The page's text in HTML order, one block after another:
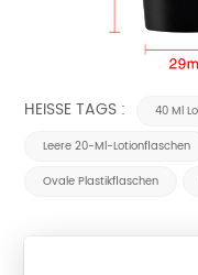
HEISSE TAGS : 40 Ml
Leere 20-Ml-Lotionflaschen
Ovale Plastikflaschen